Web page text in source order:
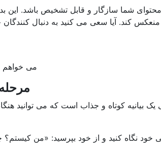
شما سازگار و قابل تشخیص باشد.
منعکس کند. آیا سعی می کنید به دنبال کنندگان
می خواهم
یک بیانیه کوتاه و جذاب است که می توانید
خود نگاه کنید و از خود بپرسید: «من